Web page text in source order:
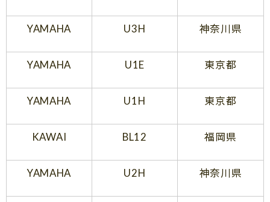
YAMAHA U3H 神奈川県
YAMAHA U1E 東京都
YAMAHA U1H 東京都
KAWAI BL12 福岡県
YAMAHA U2H 神奈川県